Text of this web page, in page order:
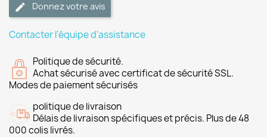
Donnez votre avis
Contacter l'équipe d'assistance
Politique de sécurité.
Achat sécurisé avec certificat de sécurité SSL.
Modes de paiement sécurisés
politique de livraison
Délais de livraison spécifiques et précis. Plus de 48
000 colis livrés.